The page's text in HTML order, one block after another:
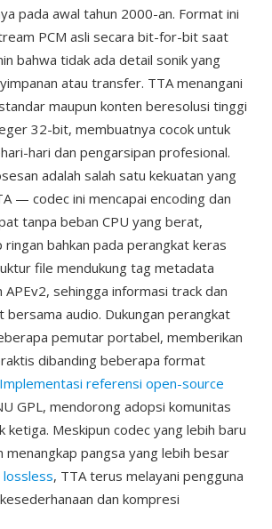
pada awal tahun 2000-an. Format ini
PCM asli secara bit-for-bit saat
bahwa tidak ada detail sonik yang
atau transfer. TTA menangani
maupun konten beresolusi tinggi
32-bit, membuatnya cocok untuk
hari dan pengarsipan profesional.
adalah salah satu kekuatan yang
— codec ini mencapai encoding dan
tanpa beban CPU yang berat,
bahkan pada perangkat keras
file mendukung tag metadata
sehingga informasi track dan
bersama audio. Dukungan perangkat
pemutar portabel, memberikan
dibanding beberapa format
Implementasi referensi open-source
GPL, mendorong adopsi komunitas
ketiga. Meskipun codec yang lebih baru
menangkap pangsa yang lebih besar
lossless, TTA terus melayani pengguna
dan kompresi